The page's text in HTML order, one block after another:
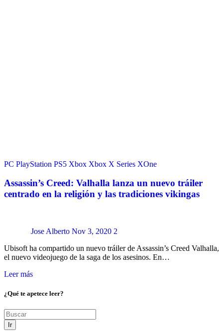
PC PlayStation PS5 Xbox Xbox X Series XOne
Assassin’s Creed: Valhalla lanza un nuevo tráiler
centrado en la religión y las tradiciones vikingas
Jose Alberto Nov 3, 2020 2
Ubisoft ha compartido un nuevo tráiler de Assassin’s Creed Valhalla,
el nuevo videojuego de la saga de los asesinos. En…
Leer más
¿Qué te apetece leer?
Ir